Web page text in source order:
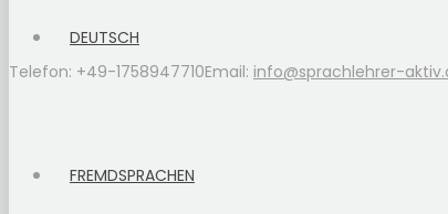
Telefon: +49-1758947710Email: info@sprachlehrer-
DEUTSCH
FREMDSPRACHEN